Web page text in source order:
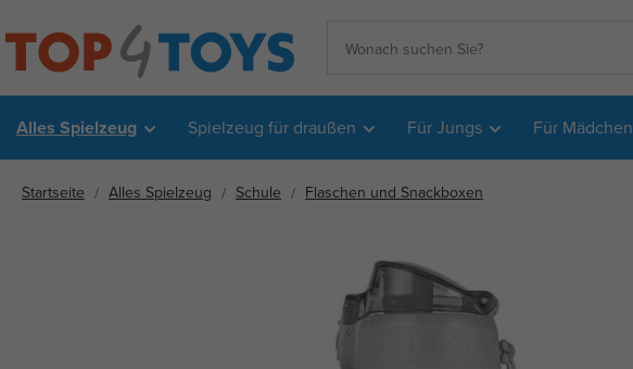
Alles Spielzeug Spielzeug für draußen Für Jungs Für Mädchen
Startseite Alles Spielzeug Schule Flaschen und Snackboxen